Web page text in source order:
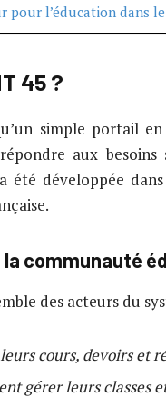
pour l’éducation dans
45 ?
simple portail
aux besoins
été développée
la communauté
des acteurs du
cours, devoirs et
gérer leurs classes